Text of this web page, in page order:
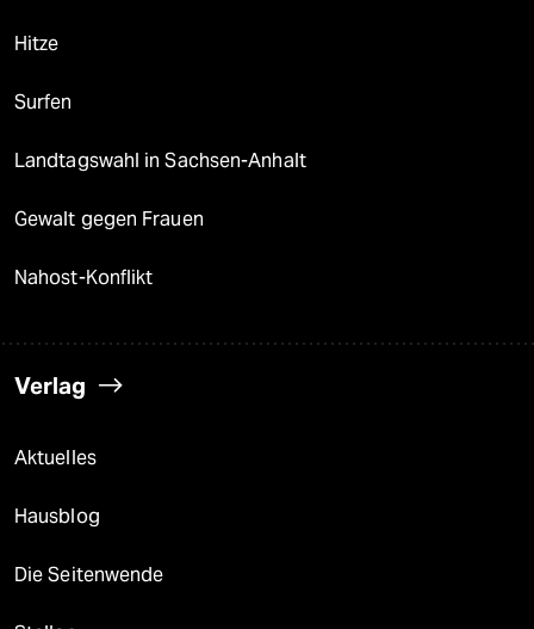
Hitze
Surfen
Landtagswahl in Sachsen-Anhalt
Gewalt gegen Frauen
Nahost-Konflikt
Verlag
Aktuelles
Hausblog
Die Seitenwende